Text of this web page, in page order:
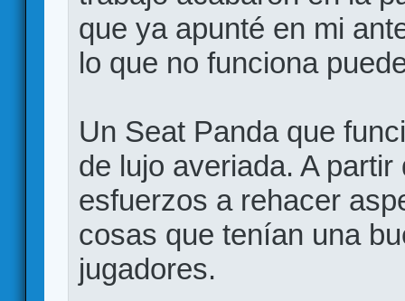
que ya apunté en mi
lo que no funciona
Un Seat Panda que
de lujo averiada. A
esfuerzos a rehacer
cosas que tenían una
jugadores.